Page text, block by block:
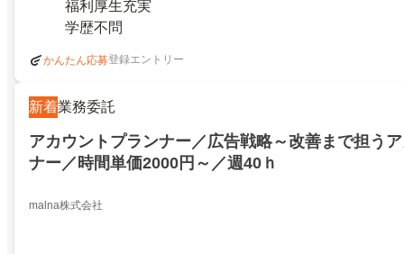
福利厚生充実
学歴不問
かんたん応募登録エントリー
新着業務委託
アカウントプランナー／広告戦略～改善まで担う
ナー／時間単価2000円～／週40ｈ
malna株式会社